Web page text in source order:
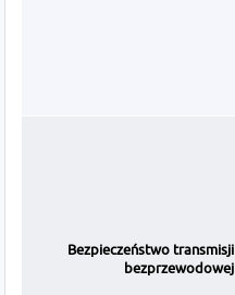
Bezpieczeństwo transmisji
bezprzewodowej